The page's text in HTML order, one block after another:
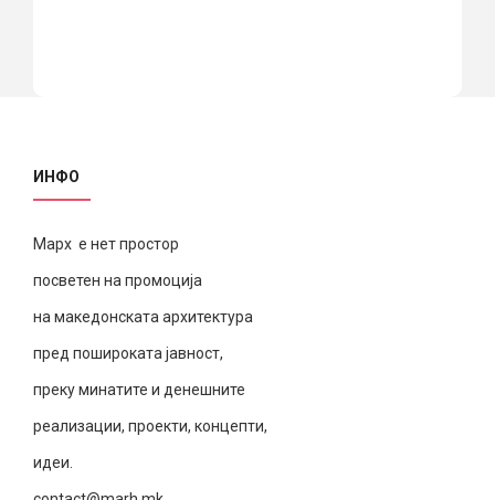
ИНФО
Марх е нет простор
посветен на промоција
на македонската архитектура
пред пошироката јавност,
преку минатите и денешните
реализации, проекти, концепти,
идеи.